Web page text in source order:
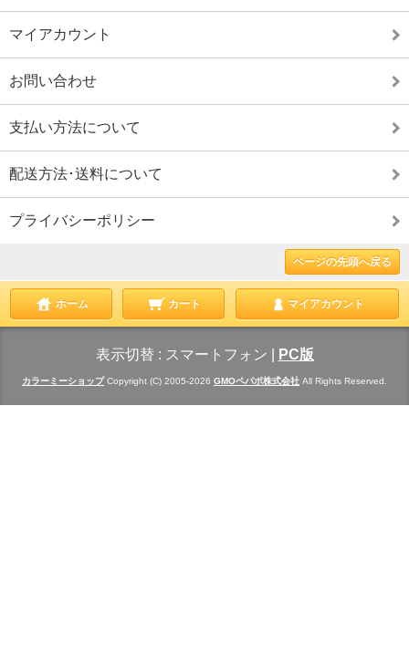
マイアカウント
お問い合わせ
支払い方法について
配送方法･送料について
プライバシーポリシー
ページの先頭へ戻る
ホーム カート マイアカウント
表示切替 : スマートフォン PC版
カラーミーショップCopyright (C) 2005-2026 GMOペパボ株式会社 All Rights Reserved.